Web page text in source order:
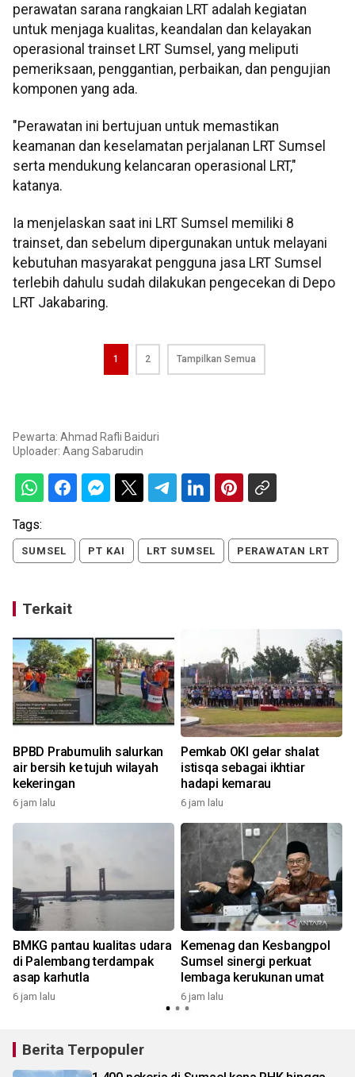
perawatan sarana rangkaian LRT adalah kegiatan
untuk menjaga kualitas, keandalan dan kelayakan
operasional trainset LRT Sumsel, yang meliputi
pemeriksaan, penggantian, perbaikan, dan pengujian
komponen yang ada.
"Perawatan ini bertujuan untuk memastikan
keamanan dan keselamatan perjalanan LRT Sumsel
serta mendukung kelancaran operasional LRT,"
katanya.
Ia menjelaskan saat ini LRT Sumsel memiliki 8
trainset, dan sebelum dipergunakan untuk melayani
kebutuhan masyarakat pengguna jasa LRT Sumsel
terlebih dahulu sudah dilakukan pengecekan di Depo
LRT Jakabaring.
1 2 Tampilkan Semua
Pewarta: Ahmad Rafli Baiduri
Uploader: Aang Sabarudin
Tags:
SUMSEL PT KAI LRT SUMSEL PERAWATAN LRT
Terkait
BPBD Prabumulih salurkan
air bersih ke tujuh wilayah
kekeringan
6 jam lalu
Pemkab OKI gelar shalat
istisqa sebagai ikhtiar
hadapi kemarau
6 jam lalu
BMKG pantau kualitas udara
di Palembang terdampak
asap karhutla
6 jam lalu
Kemenag dan Kesbangpol
Sumsel sinergi perkuat
lembaga kerukunan umat
6 jam lalu
Berita Terpopuler